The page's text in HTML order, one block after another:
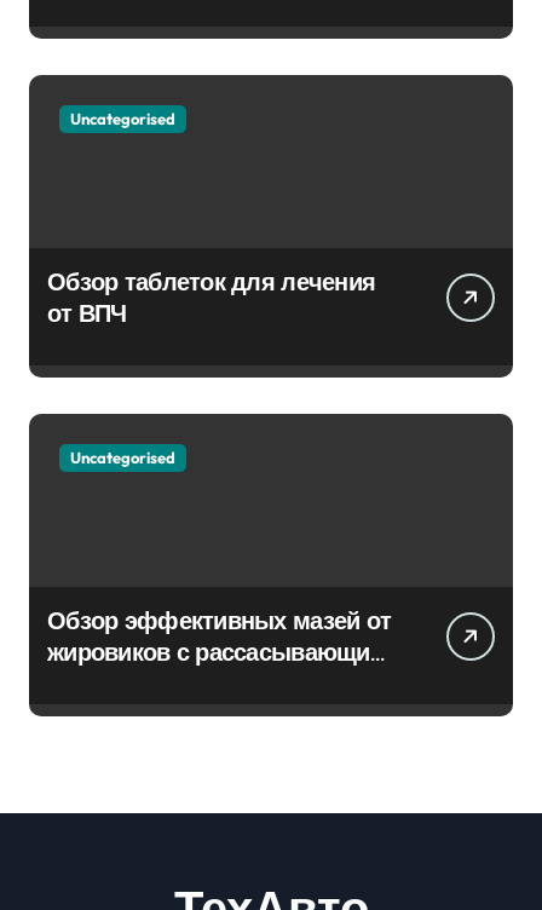
Uncategorised
Обзор таблеток для лечения
от ВПЧ
Uncategorised
Обзор эффективных мазей от
жировиков с рассасывающим